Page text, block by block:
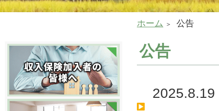
ホーム 公告
公告
2025.8.19